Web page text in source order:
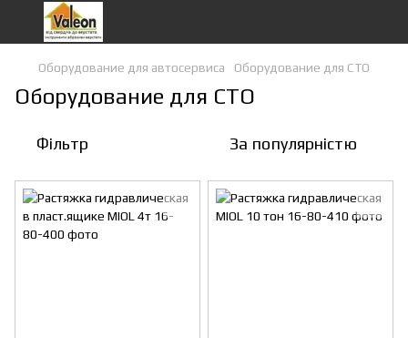
Оборудование для автосервиса Оборудование для СТО
Оборудование для СТО
Фільтр За популярністю